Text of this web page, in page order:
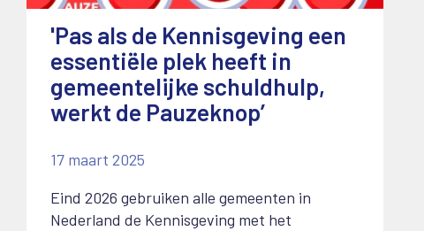
'Pas als de Kennisgeving een
essentiële plek heeft in
gemeentelijke schuldhulp,
werkt de Pauzeknop’
17 maart 2025
Eind 2026 gebruiken alle gemeenten in
Nederland de Kennisgeving met het